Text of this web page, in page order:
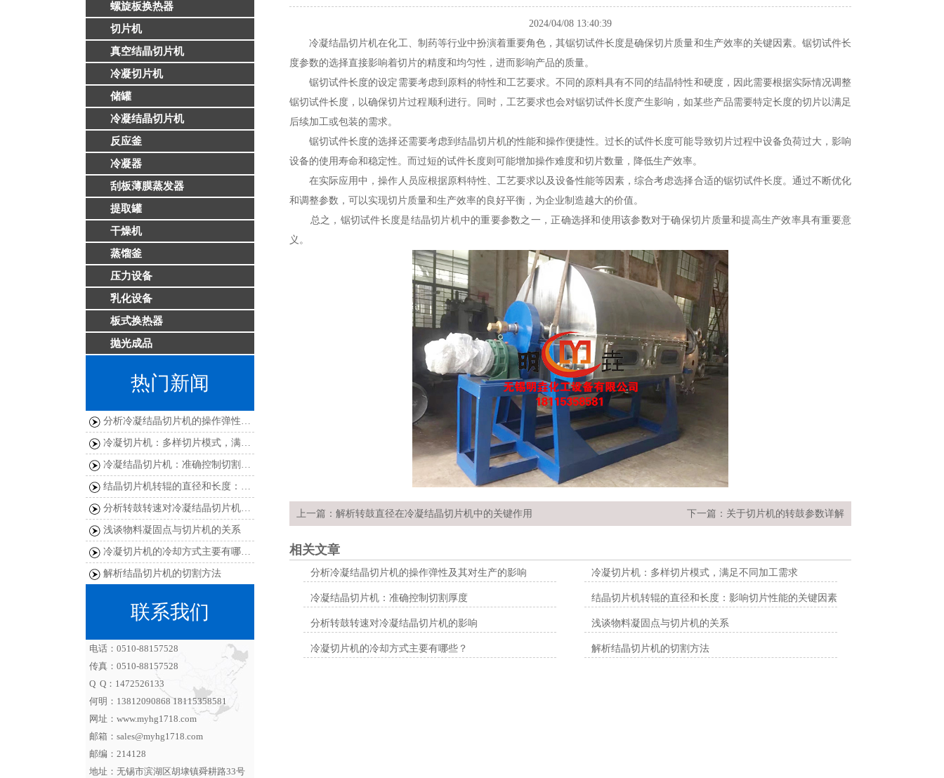
螺旋板换热器
切片机
真空结晶切片机
冷凝切片机
储罐
冷凝结晶切片机
反应釜
冷凝器
刮板薄膜蒸发器
提取罐
干燥机
蒸馏釜
压力设备
乳化设备
板式换热器
抛光成品
热门新闻
分析冷凝结晶切片机的操作弹性及其对生产的影响
冷凝切片机：多样切片模式，满足不同加工需求
冷凝结晶切片机：准确控制切割厚度
结晶切片机转辊的直径和长度：影响切片性能的关键因素
分析转鼓转速对冷凝结晶切片机的影响
浅谈物料凝固点与切片机的关系
冷凝切片机的冷却方式主要有哪些？
解析结晶切片机的切割方法
联系我们
电话：0510-88157528
传真：0510-88157528
Q Q：1472526133
何明：13812090868 18115358581
网址：www.myhg1718.com
邮箱：sales@myhg1718.com
邮编：214128
地址：无锡市滨湖区胡埭镇舜耕路33号
2024/04/08 13:40:39
冷凝结晶切片机在化工、制药等行业中扮演着重要角色，其锯切试件长度是确保切片质量和生产效率的关键因素。锯切试件长
度参数的选择直接影响着切片的精度和均匀性，进而影响产品的质量。
锯切试件长度的设定需要考虑到原料的特性和工艺要求。不同的原料具有不同的结晶特性和硬度，因此需要根据实际情况调整
锯切试件长度，以确保切片过程顺利进行。同时，工艺要求也会对锯切试件长度产生影响，如某些产品需要特定长度的切片以满足
后续加工或包装的需求。
锯切试件长度的选择还需要考虑到 结晶切片机的性能和操作便捷性。过长的试件长度可能导致切片过程中设备负荷过大，影响
设备的使用寿命和稳定性。而过短的试件长度则可能增加操作难度和切片数量，降低生产效率。
在实际应用中，操作人员应根据原料特性、工艺要求以及设备性能等因素，综合考虑选择合适的锯切试件长度。通过不断优化
和调整参数，可以实现切片质量和生产效率的良好平衡，为企业制造越大的价值。
总之，锯切试件长度是结晶切片机中的重要参数之一，正确选择和使用该参数对于确保切片质量和提高生产效率具有重要意
义。
上一篇： 解析转鼓直径在冷凝结晶切片机中的关键作用 下一篇： 关于切片机的转鼓参数详解
相关文章
分析冷凝结晶切片机的操作弹性及其对生产的影响 冷凝切片机：多样切片模式，满足不同加工需求
冷凝结晶切片机：准确控制切割厚度 结晶切片机转辊的直径和长度：影响切片性能的关键因素
分析转鼓转速对冷凝结晶切片机的影响 浅谈物料凝固点与切片机的关系
冷凝切片机的冷却方式主要有哪些？ 解析结晶切片机的切割方法